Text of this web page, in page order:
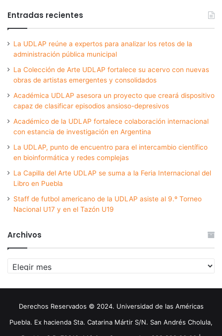
Entradas recientes
La UDLAP reúne a expertos para analizar los retos de la
administración pública municipal
La Colección de Arte UDLAP fortalece su acervo con nuevas
obras de artistas emergentes y consolidados
Académica UDLAP asesora un proyecto que creará dispositivo
capaz de clasificar episodios ansioso-depresivos
Académico de la UDLAP fortalece colaboración internacional
con estancia de investigación en Argentina
La UDLAP, punto de encuentro para el intercambio científico
en bioinformática y redes complejas
La Capilla del Arte UDLAP se suma a la Feria Internacional del
Libro en Puebla
Staff de futbol americano de la UDLAP asiste al 9.º Torneo
Nacional U17 y en el Tazón U19
Archivos
Archivos
Derechos Reservados © 2024. Universidad de las Américas
Puebla. Ex hacienda Sta. Catarina Mártir S/N. San Andrés Cholula,